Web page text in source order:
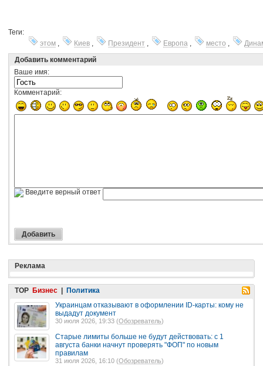
Теги:
этом , Киев , Президент , Европа , место ,
Добавить комментарий
Ваше имя:
Комментарий:
Введите верный ответ
Реклама
TOP Бизнес
Политика
Украинцам отказывают в оформлении ID-карты: кому не
выдадут документ
30 июля 2026, 19:33 (Обозреватель)
Старые лимиты больше не будут действовать: с 1
августа банки начнут проверять "ФОП" по новым
правилам
31 июля 2026, 16:10 (Обозреватель)